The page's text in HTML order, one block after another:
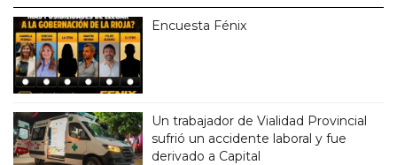
Encuesta Fénix
Un trabajador de Vialidad Provincial
sufrió un accidente laboral y fue
derivado a Capital